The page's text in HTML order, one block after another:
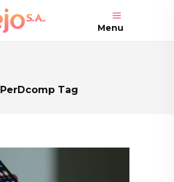
Menu
PerDcomp Tag